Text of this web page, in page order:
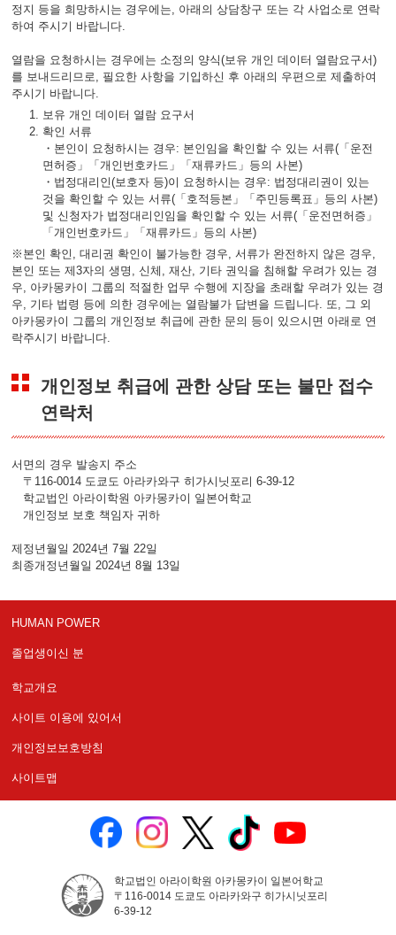
정지 등을 희망하시는 경우에는, 아래의 상담창구 또는 각 사업소로 연락
하여 주시기 바랍니다.
열람을 요청하시는 경우에는 소정의 양식(보유 개인 데이터 열람요구서)
를 보내드리므로, 필요한 사항을 기입하신 후 아래의 우편으로 제출하여
주시기 바랍니다.
보유 개인 데이터 열람 요구서
확인 서류
・본인이 요청하시는 경우: 본인임을 확인할 수 있는 서류(「운전
면허증」「개인번호카드」「재류카드」등의 사본)
・법정대리인(보호자 등)이 요청하시는 경우: 법정대리권이 있는
것을 확인할 수 있는 서류(「호적등본」「주민등록표」등의 사본)
및 신청자가 법정대리인임을 확인할 수 있는 서류(「운전면허증」
「개인번호카드」「재류카드」등의 사본)
※본인 확인, 대리권 확인이 불가능한 경우, 서류가 완전하지 않은 경우,
본인 또는 제3자의 생명, 신체, 재산, 기타 권익을 침해할 우려가 있는 경
우, 아카몽카이 그룹의 적절한 업무 수행에 지장을 초래할 우려가 있는 경
우, 기타 법령 등에 의한 경우에는 열람불가 답변을 드립니다. 또, 그 외
아카몽카이 그룹의 개인정보 취급에 관한 문의 등이 있으시면 아래로 연
락주시기 바랍니다.
개인정보 취급에 관한 상담 또는 불만 접수
연락처
서면의 경우 발송지 주소
〒116-0014 도쿄도 아라카와구 히가시닛포리 6-39-12
학교법인 아라이학원 아카몽카이 일본어학교
개인정보 보호 책임자 귀하
제정년월일 2024년 7월 22일
최종개정년월일 2024년 8월 13일
HUMAN POWER
졸업생이신 분
학교개요
사이트 이용에 있어서
개인정보보호방침
사이트맵
학교법인 아라이학원 아카몽카이 일본어학교
〒116-0014 도쿄도 아라카와구 히가시닛포리
6-39-12